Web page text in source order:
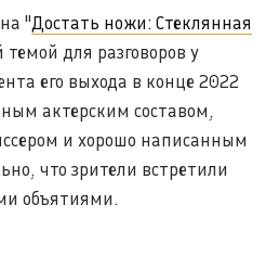
"Достать ножи: Стеклянная
темой для разговоров у
его выхода в конце 2022
актерским составом,
и хорошо написанным
что зрители встретили
объятиями.